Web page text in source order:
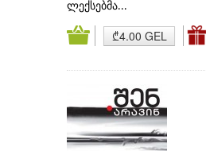
ლექსებმა...
₾4.00 GEL